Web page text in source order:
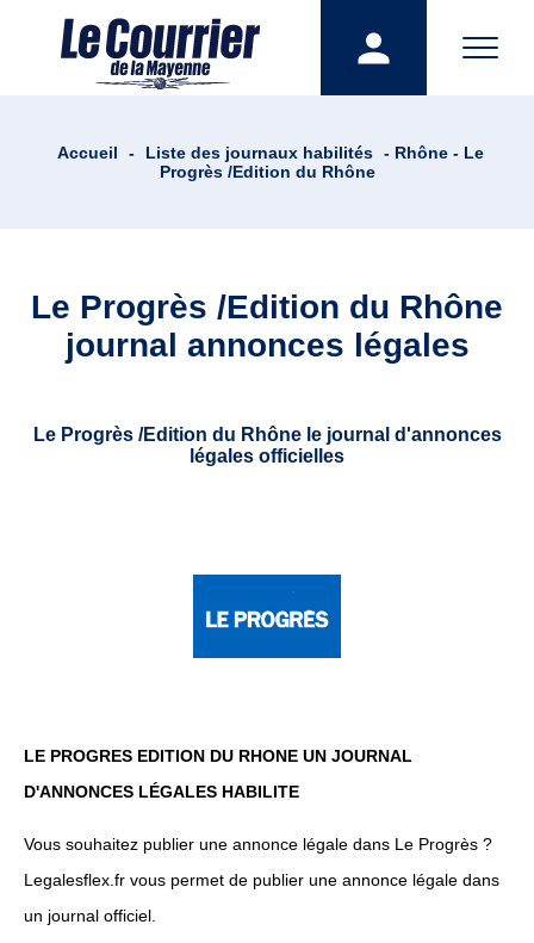
Accueil - Liste des journaux habilités - Rhône - Le
Progrès /Edition du Rhône
Le Progrès /Edition du Rhône
journal annonces légales
Le Progrès /Edition du Rhône le journal d'annonces
légales officielles
LE PROGRES EDITION DU RHONE UN JOURNAL
D'ANNONCES LÉGALES HABILITE
Vous souhaitez publier une annonce légale dans Le Progrès ?
Legalesflex.fr vous permet de publier une annonce légale dans
un journal officiel.